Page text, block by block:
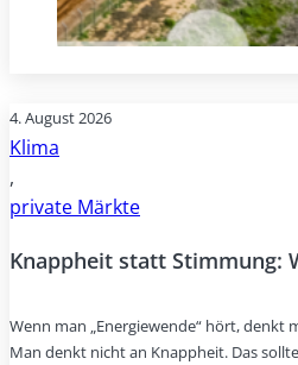
4. August 2026
Klima
,
private Märkte
Knappheit statt Stimmung:
Wenn man „Energiewende“ hört,
Man denkt nicht an Knappheit. Das